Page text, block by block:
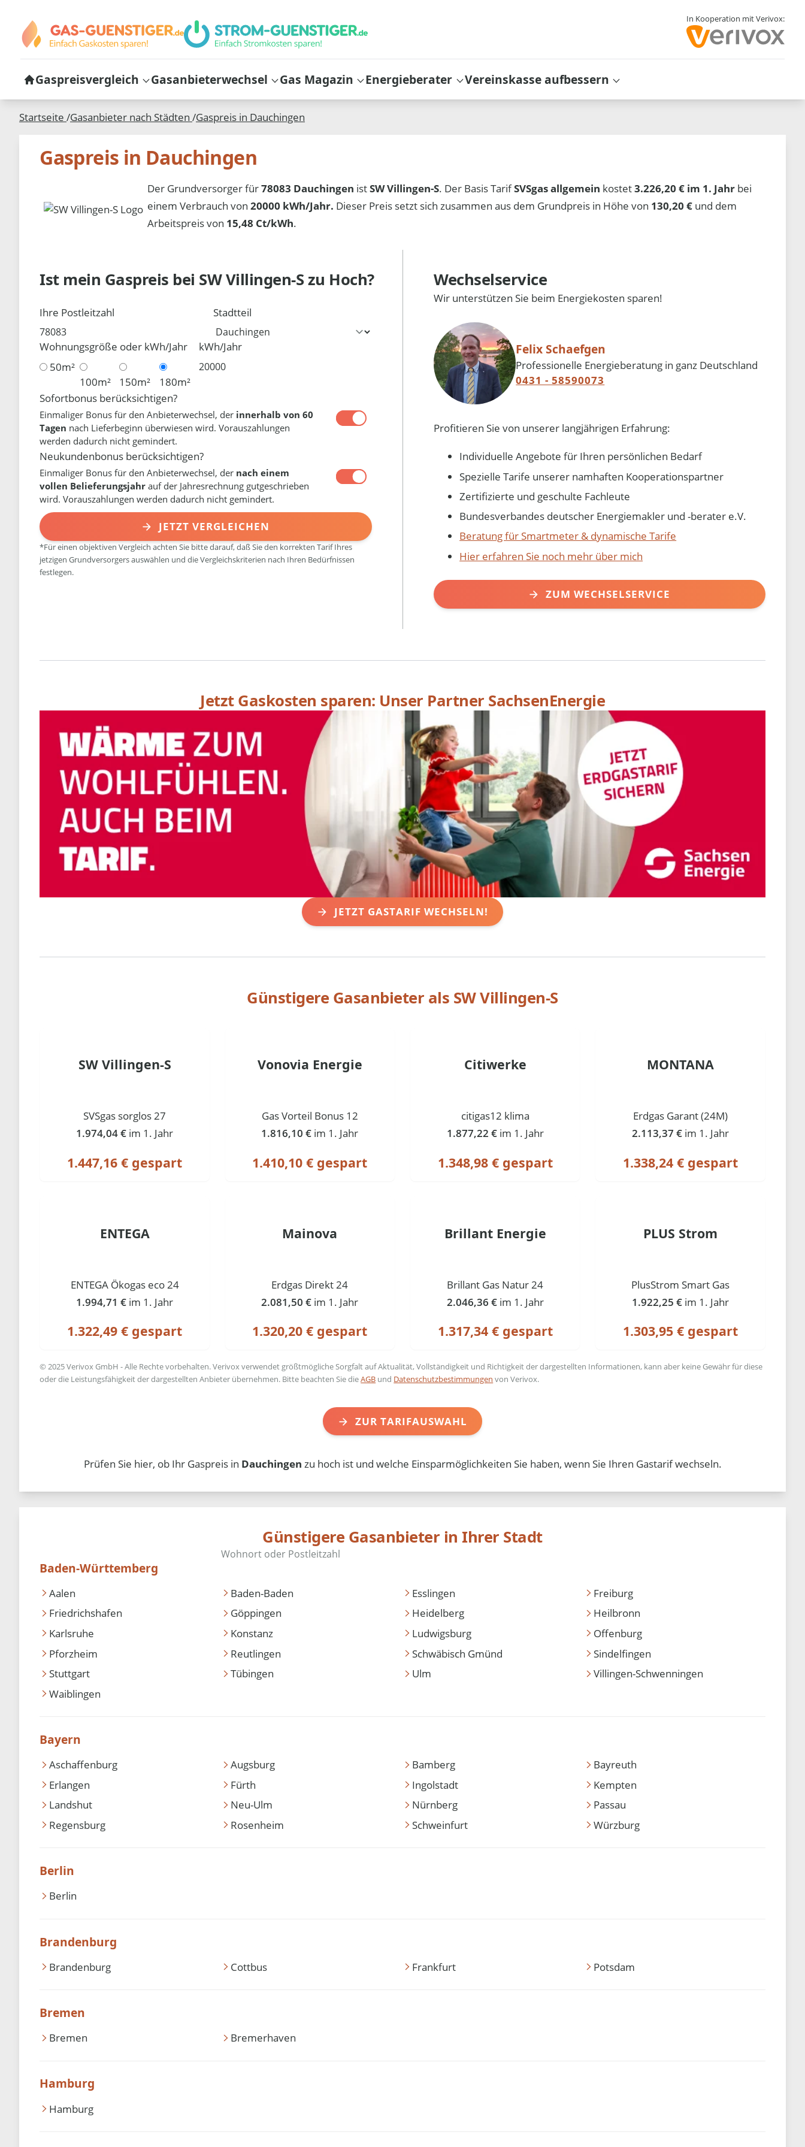
In Kooperation mit Verivox:
Gaspreisvergleich Gasanbieterwechsel Gas Magazin Energieberater Vereinskasse aufbessern
Startseite /Gasanbieter nach Städten /Gaspreis in Dauchingen
Gaspreis in Dauchingen
Der Grundversorger für78083 Dauchingen istSW Villingen-S. Der Basis TarifSVSgas allgemein kostet3.226,20 € im 1. Jahr bei
einem Verbrauch von20000 kWh/Jahr. Dieser Preis setzt sich zusammen aus dem Grundpreis in Höhe von 130,20 € und dem
Arbeitspreis von 15,48 Ct/kWh.
Ist mein Gaspreis bei SW Villingen-S zu Hoch?
Ihre Postleitzahl Stadtteil
Wohnungsgröße oder kWh/Jahr
50m²
100m²
150m² 180m²
kWh/Jahr
Sofortbonus berücksichtigen?
Einmaliger Bonus für den Anbieterwechsel, der innerhalb von 60
Tagen nach Lieferbeginn überwiesen wird. Vorauszahlungen
werden dadurch nicht gemindert.
Neukundenbonus berücksichtigen?
Einmaliger Bonus für den Anbieterwechsel, der nach einem
vollen Belieferungsjahr auf der Jahresrechnung gutgeschrieben
wird. Vorauszahlungen werden dadurch nicht gemindert.
JETZT VERGLEICHEN
*Für einen objektiven Vergleich achten Sie bitte darauf, daß Sie den korrekten Tarif Ihres
jetzigen Grundversorgers auswählen und die Vergleichskriterien nach Ihren Bedürfnissen
festlegen.
Wechselservice
Wir unterstützen Sie beim Energiekosten sparen!
Felix Schaefgen
Professionelle Energieberatung in ganz Deutschland
0431 - 58590073
Profitieren Sie von unserer langjährigen Erfahrung:
Individuelle Angebote für Ihren persönlichen Bedarf
Spezielle Tarife unserer namhaften Kooperationspartner
Zertifizierte und geschulte Fachleute
Bundesverbandes deutscher Energiemakler und -berater e.V.
Beratung für Smartmeter & dynamische Tarife
Hier erfahren Sie noch mehr über mich
ZUM WECHSELSERVICE
Jetzt Gaskosten sparen: Unser Partner SachsenEnergie
JETZT GASTARIF WECHSELN!
Günstigere Gasanbieter als SW Villingen-S
SW Villingen-S
SVSgas sorglos 27
1.974,04 € im 1. Jahr
1.447,16 € gespart
Vonovia Energie
Gas Vorteil Bonus 12
1.816,10 € im 1. Jahr
1.410,10 € gespart
Citiwerke
citigas12 klima
1.877,22 € im 1. Jahr
1.348,98 € gespart
MONTANA
Erdgas Garant (24M)
2.113,37 € im 1. Jahr
1.338,24 € gespart
ENTEGA
ENTEGA Ökogas eco 24
1.994,71 € im 1. Jahr
1.322,49 € gespart
Mainova
Erdgas Direkt 24
2.081,50 € im 1. Jahr
1.320,20 € gespart
Brillant Energie
Brillant Gas Natur 24
2.046,36 € im 1. Jahr
1.317,34 € gespart
PLUS Strom
PlusStrom Smart Gas
1.922,25 € im 1. Jahr
1.303,95 € gespart
© 2025 Verivox GmbH - Alle Rechte vorbehalten. Verivox verwendet größtmögliche Sorgfalt auf Aktualität, Vollständigkeit und Richtigkeit der dargestellten Informationen, kann aber keine Gewähr für diese
oder die Leistungsfähigkeit der dargestellten Anbieter übernehmen. Bitte beachten Sie dieAGB und Datenschutzbestimmungen von Verivox.
ZUR TARIFAUSWAHL
Prüfen Sie hier, ob Ihr Gaspreis in Dauchingen zu hoch ist und welche Einsparmöglichkeiten Sie haben, wenn Sie Ihren Gastarif wechseln.
Günstigere Gasanbieter in Ihrer Stadt
Baden-Württemberg
Aalen Baden-Baden Esslingen
Freiburg
Friedrichshafen
Göppingen Heidelberg
Heilbronn
Karlsruhe
Konstanz Ludwigsburg
Offenburg
Pforzheim
Reutlingen Schwäbisch Gmünd
Sindelfingen
Stuttgart
Tübingen Ulm
Villingen-Schwenningen
Waiblingen
Bayern
Aschaffenburg Augsburg Bamberg
Bayreuth
Erlangen
Fürth Ingolstadt
Kempten
Landshut
Neu-Ulm Nürnberg
Passau
Regensburg
Rosenheim Schweinfurt Würzburg
Berlin
Berlin
Brandenburg
Brandenburg Cottbus Frankfurt Potsdam
Bremen
Bremen Bremerhaven
Hamburg
Hamburg